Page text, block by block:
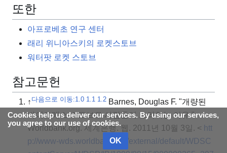
또한
아프로베초 연구 센터
래리 위니아스키의 로켓스토브
워터팟 로켓 스토브
참고문헌
↑ 다음으로 이동:1.0 1.1 1.2 Barnes, Douglas F. "개량된
바이오매스 스토브로 사람들이 요리하는 이유."
Worldbank.org. 세계은행. 웹. 2011년 10월 3일. < htt
p://www-wds.worldbank.org/external/default/WDSC
Cookies help us deliver our services. By using our services,
you agree to our use of cookies.
OK